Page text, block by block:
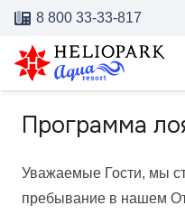
8 800 33-33-817
Программа
Уважаемые Гости, мы
пребывание в нашем